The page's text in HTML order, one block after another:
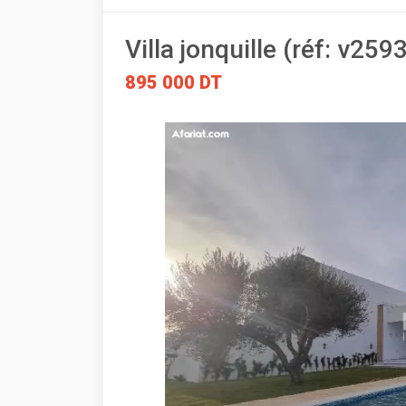
Villa jonquille (réf:
895 000 DT